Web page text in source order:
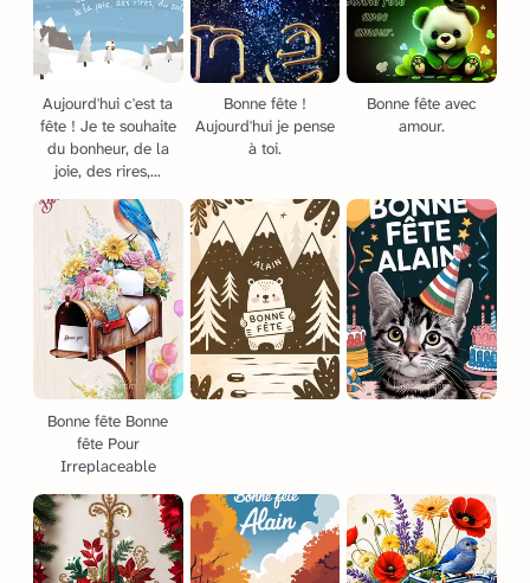
Aujourd'hui c'est ta
fête ! Je te souhaite
du bonheur, de la
joie, des rires,...
Bonne fête !
Aujourd'hui je pense
à toi.
Bonne fête avec
amour.
Bonne fête Bonne
fête Pour
Irreplaceable